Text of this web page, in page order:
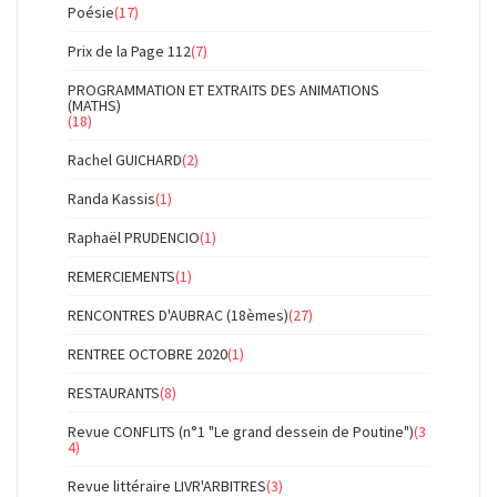
Poésie(17)
Prix de la Page 112(7)
PROGRAMMATION ET EXTRAITS DES ANIMATIONS
(MATHS)
(18)
Rachel GUICHARD(2)
Randa Kassis(1)
Raphaël PRUDENCIO(1)
REMERCIEMENTS(1)
RENCONTRES D'AUBRAC (18èmes)(27)
RENTREE OCTOBRE 2020(1)
RESTAURANTS(8)
Revue CONFLITS (n°1 "Le grand dessein de Poutine")(3
4)
Revue littéraire LIVR'ARBITRES(3)